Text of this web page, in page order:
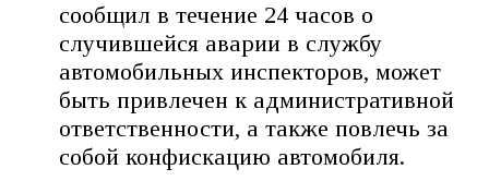
сообщил в течение 24 часов о
случившейся аварии в службу
автомобильных инспекторов, может
быть привлечен к административной
ответственности, а также повлечь за
собой конфискацию автомобиля.